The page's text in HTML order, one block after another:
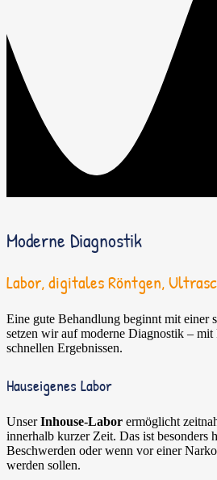
Moderne Diagnostik
Labor, digitales Röntgen,
Eine gute Behandlung beginnt mit einer
setzen wir auf moderne Diagnostik – mit
schnellen Ergebnissen.
Hauseigenes Labor
UnserInhouse-Labor ermöglicht
innerhalb kurzer Zeit. Das ist besonders
Beschwerden oder wenn vor einer
werden sollen.